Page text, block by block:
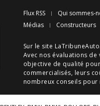
Flux RSS Qui sommes-
Médias
Constructeurs
Sur le site
Avec nos évaluations de
objective de qualité
commercialisés, leurs
nombreux conseils pour